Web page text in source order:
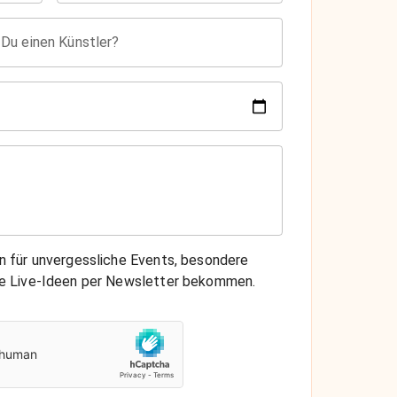
einen Künstler?
für unvergessliche Events, besondere
Live-Ideen per Newsletter bekommen.